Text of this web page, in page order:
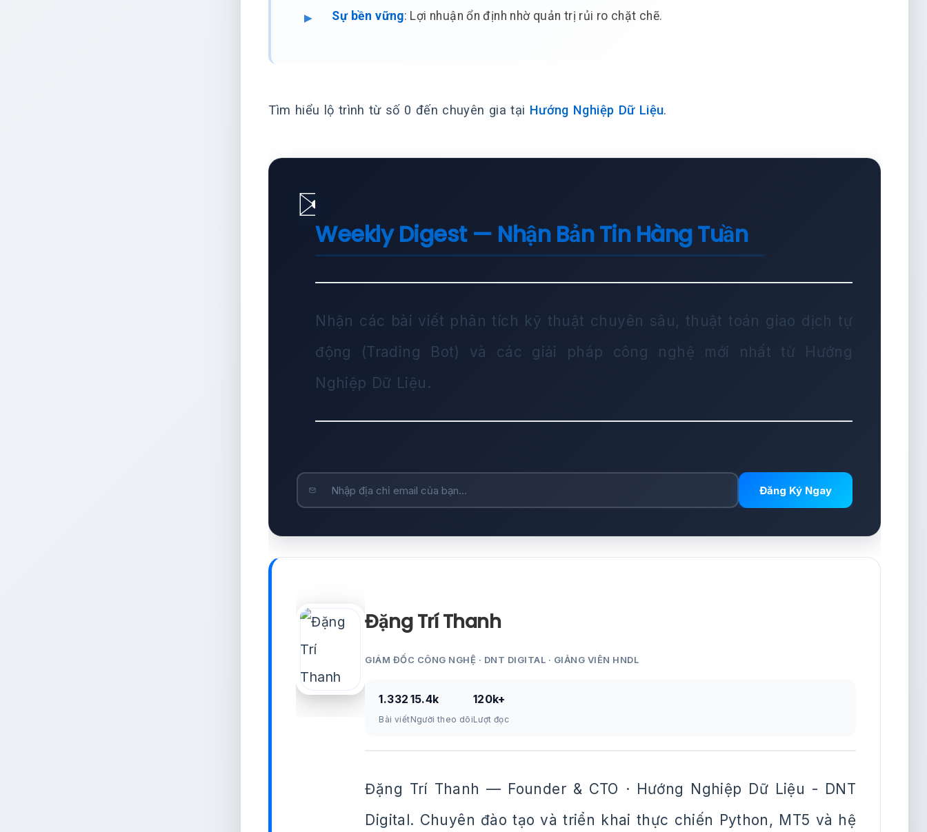
Sự bền vững: Lợi nhuận ổn định nhờ quản trị rủi ro chặt chẽ.
Tìm hiểu lộ trình từ số 0 đến chuyên gia tại Hướng Nghiệp Dữ Liệu.
✉️
Weekly Digest — Nhận Bản Tin Hàng Tuần
Nhận các bài viết phân tích kỹ thuật chuyên sâu, thuật toán giao dịch tự
động (Trading Bot) và các giải pháp công nghệ mới nhất từ Hướng
Nghiệp Dữ Liệu.
Đăng Ký Ngay
Đặng Trí Thanh
GIÁM ĐỐC CÔNG NGHỆ · DNT DIGITAL · GIẢNG VIÊN HNDL
1.332
Bài viết
15.4k
Người theo dõi
120k+
Lượt đọc
Đặng Trí Thanh — Founder & CTO · Hướng Nghiệp Dữ Liệu - DNT
Digital. Chuyên đào tạo và triển khai thực chiến Python, MT5 và hệ